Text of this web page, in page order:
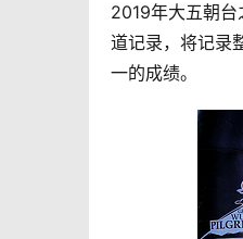
2019年大五朝台
道记录，将记录
一的成绩。